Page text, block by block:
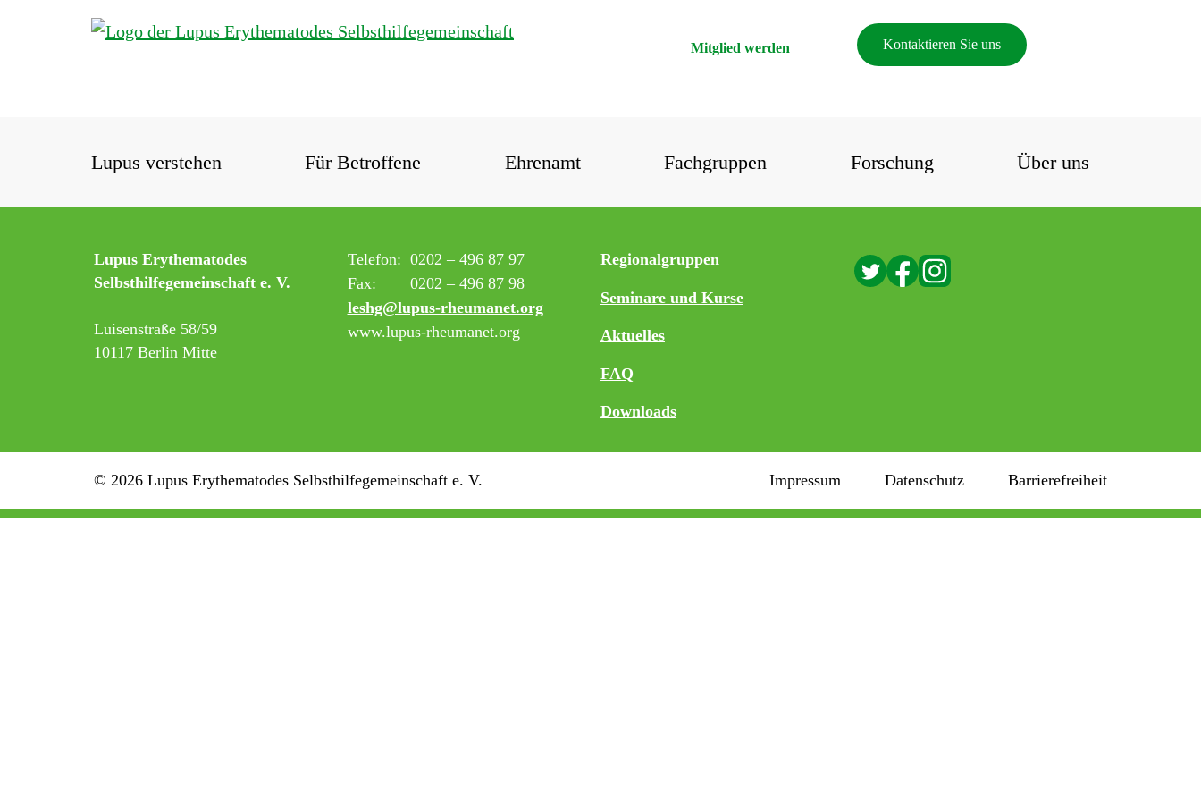
Mitglied werden Kontaktieren Sie uns
Lupus verstehen Für Betroffene Ehrenamt Fachgruppen Forschung Über uns
Lupus Erythematodes
Selbsthilfegemeinschaft e. V.
Luisenstraße 58/59
10117 Berlin Mitte
Telefon: 0202 – 496 87 97
Fax:
0202 – 496 87 98
leshg@lupus-rheumanet.org
www.lupus-rheumanet.org
Regionalgruppen
Seminare und Kurse
Aktuelles
FAQ
Downloads
© 2026 Lupus Erythematodes Selbsthilfegemeinschaft e. V. Impressum Datenschutz Barrierefreiheit